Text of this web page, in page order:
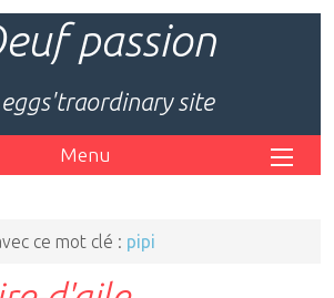
passion
eggs'traordinary site
Menu
ce mot clé : pipi